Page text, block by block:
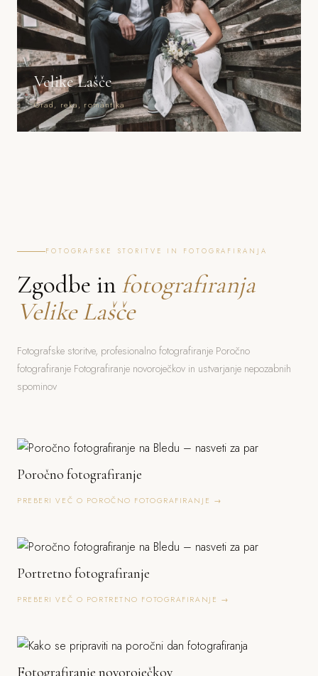
Velike Lašče
Grad, reka, romantika
FOTOGRAFSKE STORITVE IN FOTOGRAFIRANJA
Zgodbe in fotografiranja
Velike Lašče
Fotografske storitve, profesionalno fotografiranje Poročno
fotografiranje Fotografiranje novoroječkov in ustvarjanje nepozabnih
spominov
Poročno fotografiranje
PREBERI VEČ O POROČNO FOTOGRAFIRANJE →
Portretno fotografiranje
PREBERI VEČ O PORTRETNO FOTOGRAFIRANJE →